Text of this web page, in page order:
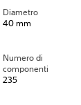
Diametro
40 mm
Numero di
componenti
235